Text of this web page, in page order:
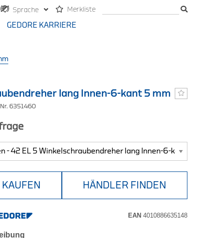
Sprache Merkliste
GEDORE KARRIERE
lang Innen-6-kant 5 mm
Nr. 6351460
HÄNDLER FINDEN
EAN 4010886635148